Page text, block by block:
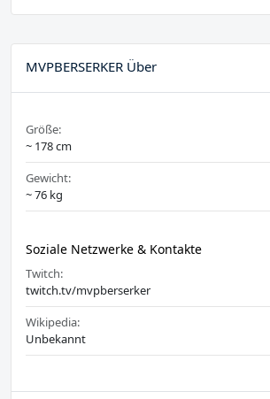
MVPBERSERKER Über
Größe:
~ 178 cm
Gewicht:
~ 76 kg
Soziale Netzwerke & Kontakte
Twitch:
twitch.tv/mvpberserker
Wikipedia:
Unbekannt